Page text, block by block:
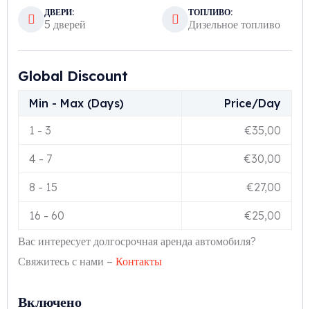
ДВЕРИ:
5 дверей
ТОПЛИВО:
Дизельное топливо
Global Discount
Min - Max (Days)
Price/Day
1 - 3 €35,00
4 - 7 €30,00
8 - 15 €27,00
16 - 60 €25,00
Вас интересует долгосрочная аренда автомобиля?
Свяжитесь с нами – Контакты
Включено